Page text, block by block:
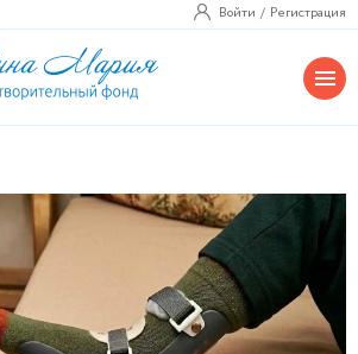
Войти Регистрация